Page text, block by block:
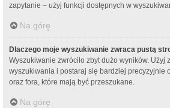
zapytanie – użyj funkcji dostępnych w
Na górę
Dlaczego moje wyszukiwanie zwraca pustą
Wyszukiwanie zwróciło zbyt dużo wyników. Użyj
wyszukiwania i postaraj się bardziej precyzyjnie
oraz fora, które mają być przeszukane.
Na górę